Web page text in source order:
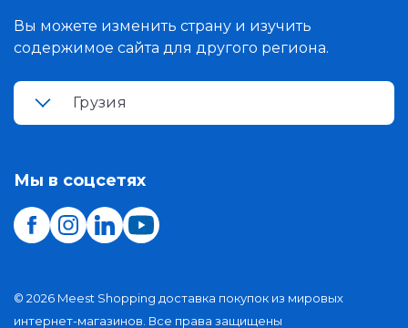
Вы можете изменить страну и изучить
содержимое сайта для другого региона.
Грузия
Мы в соцсетях
© 2026 Meest Shopping доставка покупок из мировых
интернет-магазинов. Все права защищены